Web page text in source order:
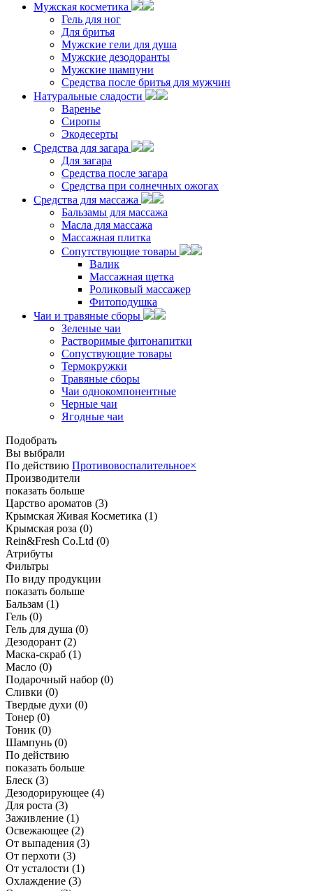
Мужская косметика
Гель для ног
Для бритья
Мужские гели для душа
Мужские дезодоранты
Мужские шампуни
Средства после бритья для мужчин
Натуральные сладости
Варенье
Сиропы
Экодесерты
Средства для загара
Для загара
Средства после загара
Средства при солнечных ожогах
Средства для массажа
Бальзамы для массажа
Масла для массажа
Массажная плитка
Сопутствующие товары
Валик
Массажная щетка
Роликовый массажер
Фитоподушка
Чаи и травяные сборы
Зеленые чаи
Растворимые фитонапитки
Сопуствующие товары
Термокружки
Травяные сборы
Чаи однокомпонентные
Черные чаи
Ягодные чаи
Подобрать
Вы выбрали
По действию Противовоспалительное×
Производители
показать больше
Царство ароматов (3)
Крымская Живая Косметика (1)
Крымская роза (0)
Rein&Fresh Co.Ltd (0)
Атрибуты
Фильтры
По виду продукции
показать больше
Бальзам (1)
Гель (0)
Гель для душа (0)
Дезодорант (2)
Маска-скраб (1)
Масло (0)
Подарочный набор (0)
Сливки (0)
Твердые духи (0)
Тонер (0)
Тоник (0)
Шампунь (0)
По действию
показать больше
Блеск (3)
Дезодорирующее (4)
Для роста (3)
Заживление (1)
Освежающее (2)
От выпадения (3)
От перхоти (3)
От усталости (1)
Охлаждение (3)